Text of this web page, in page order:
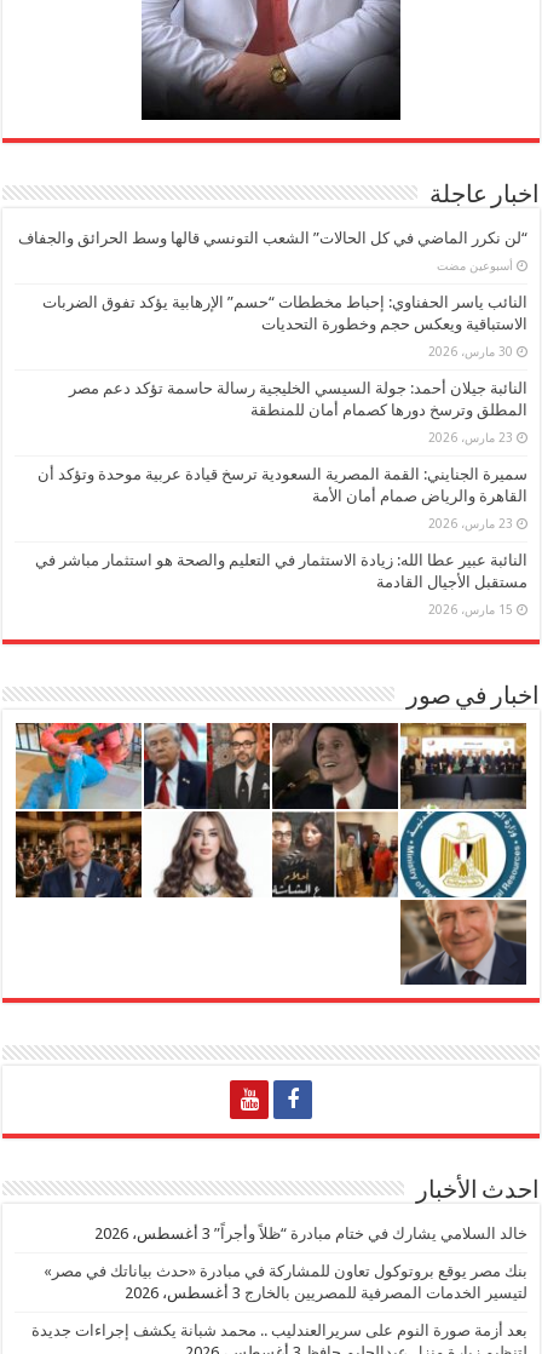
اخبار عاجلة
“لن نكرر الماضي في كل الحالات” الشعب التونسي قالها وسط الحرائق والجفاف
‏أسبوعين مضت
النائب ياسر الحفناوي: إحباط مخططات “حسم” الإرهابية يؤكد تفوق الضربات
الاستباقية ويعكس حجم وخطورة التحديات
30 مارس، 2026
النائبة جيلان أحمد: جولة السيسي الخليجية رسالة حاسمة تؤكد دعم مصر
المطلق وترسخ دورها كصمام أمان للمنطقة
23 مارس، 2026
سميرة الجنايني: القمة المصرية السعودية ترسخ قيادة عربية موحدة وتؤكد أن
القاهرة والرياض صمام أمان الأمة
23 مارس، 2026
النائبة عبير عطا الله: زيادة الاستثمار في التعليم والصحة هو استثمار مباشر في
مستقبل الأجيال القادمة
15 مارس، 2026
اخبار في صور
احدث الأخبار
خالد السلامي يشارك في ختام مبادرة “ظلاً وأجراً” 3 أغسطس، 2026
بنك مصر يوقع بروتوكول تعاون للمشاركة في مبادرة «حدث بياناتك في مصر»
لتيسير الخدمات المصرفية للمصريين بالخارج 3 أغسطس، 2026
بعد أزمة صورة النوم على سريرالعندليب .. محمد شبانة يكشف إجراءات جديدة